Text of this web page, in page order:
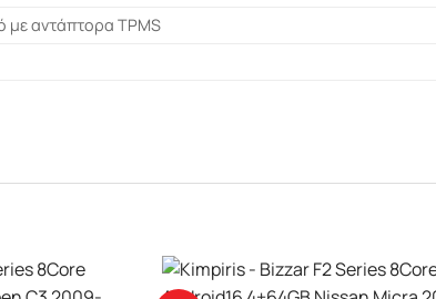
με αντάπτορα TPMS